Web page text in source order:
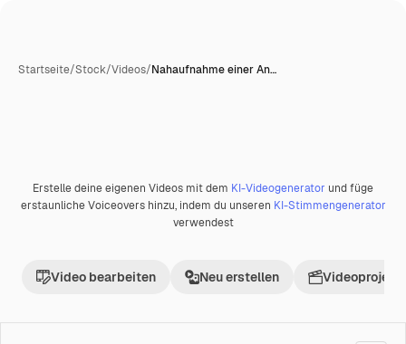
Startseite/Stock/Videos/Nahaufnahme einer An…
Premium
Erstelle deine eigenen Videos mit dem KI-Videogenerator und füge
erstaunliche Voiceovers hinzu, indem du unseren KI-Stimmengenerator
verwendest
Video bearbeiten Neu erstellen Videoprojekt